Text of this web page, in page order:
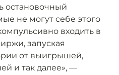
остановочный
не могут себе этого
входить в
запуская
от выигрышей,
и так далее», —